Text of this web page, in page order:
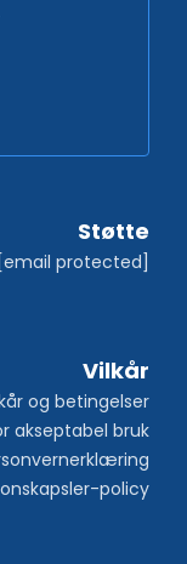
Støtte
[email protected]
Vilkår
og betingelser
akseptabel bruk
policy